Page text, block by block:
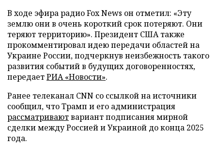
В ходе эфира радио Fox News он отметил: «Эту
землю они в очень короткий срок потеряют. Они
теряют территорию». Президент США также
прокомментировал идею передачи областей на
Украине России, подчеркнув неизбежность такого
развития событий в будущих договоренностях,
передаетРИА «Новости».
Ранее телеканал CNN со ссылкой на источники
сообщил, что Трамп и его администрация
рассматриваютвариант подписания мирной
сделки между Россией и Украиной до конца 2025
года.